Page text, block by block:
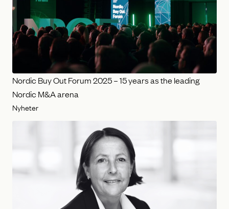
Nordic Buy Out Forum 2025 – 15 years as the leading
Nordic M&A arena
Nyheter